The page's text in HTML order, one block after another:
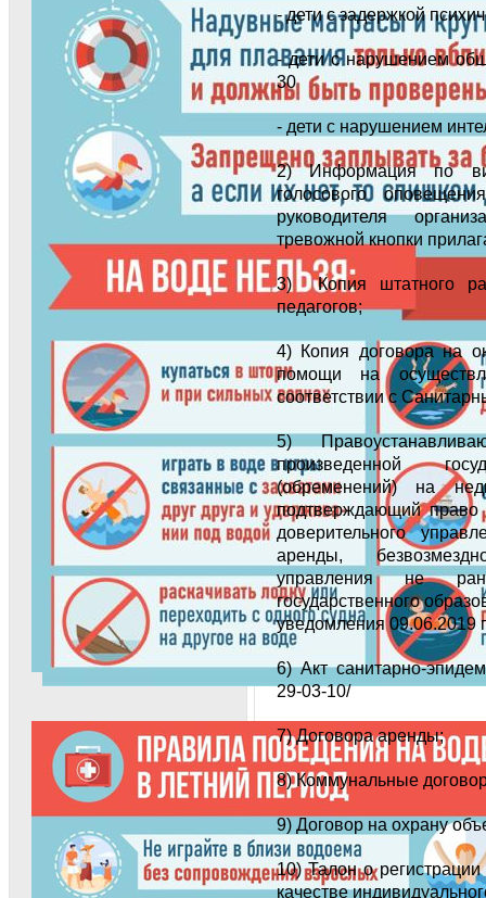
- дети с задержкой
- дети с нарушением
30
- дети с нарушением
2) Информация по
голосового
руководителя
тревожной кнопки
3) Копия штатного
педагогов;
4) Копия договора на
помощи на
соответствии с
5)
произведенной
(обременений) на
подтверждающий право
доверительного
аренды,
управления не
государственного
уведомления 09.06.2019
6) Акт санитарно-
29-03-10/
7) Договора аренды;
8) Коммунальные
9) Договор на охрану
10) Талон о
качестве